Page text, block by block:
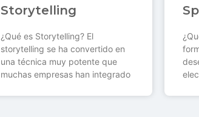
Storytelling
¿Qué es Storytelling? El
storytelling se ha convertido en
una técnica muy potente que
muchas empresas han integrado